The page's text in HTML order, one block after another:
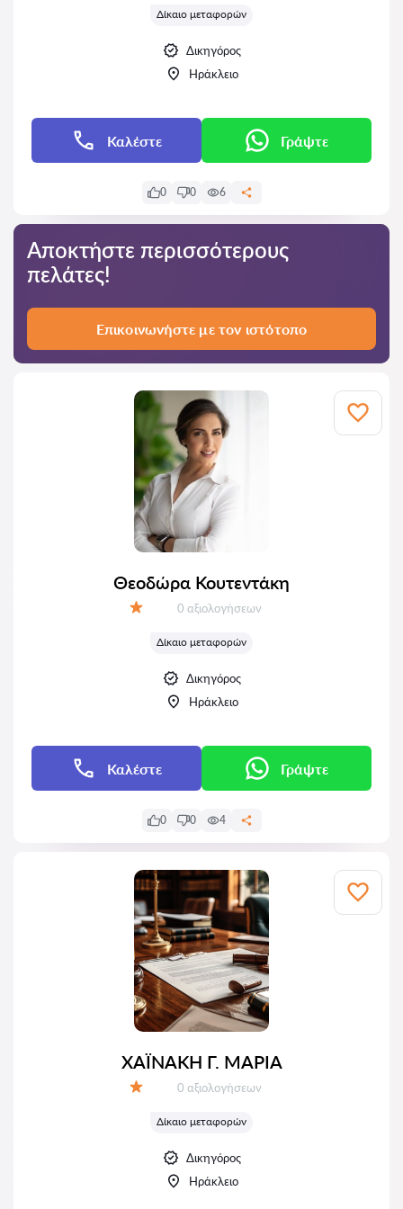
Δίκαιο μεταφορών
Δικηγόρος
Ηράκλειο
Καλέστε Γράψτε
0 0 6
Αποκτήστε περισσότερους
πελάτες!
Επικοινωνήστε με τον ιστότοπο
Θεοδώρα Κουτεντάκη
Αξιολογήσεις:
0 αξιολογήσεων
Δίκαιο μεταφορών
Δικηγόρος
Ηράκλειο
Καλέστε Γράψτε
0 0 4
ΧΑΪΝΑΚΗ Γ. ΜΑΡΙΑ
Αξιολογήσεις:
0 αξιολογήσεων
Δίκαιο μεταφορών
Δικηγόρος
Ηράκλειο